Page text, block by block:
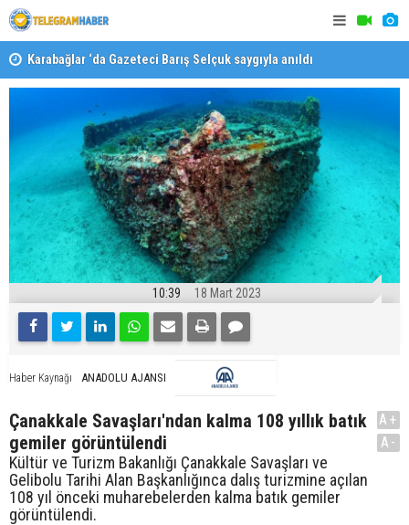
Karabağlar ‘da Gazeteci Barış Selçuk saygıyla anıldı
10:39 18 Mart 2023
Haber Kaynağı ANADOLU AJANSI
Çanakkale Savaşları'ndan kalma 108 yıllık batık
gemiler görüntülendi
Kültür ve Turizm Bakanlığı Çanakkale Savaşları ve
Gelibolu Tarihi Alan Başkanlığınca dalış turizmine açılan
108 yıl önceki muharebelerden kalma batık gemiler
görüntülendi.
A+
A-